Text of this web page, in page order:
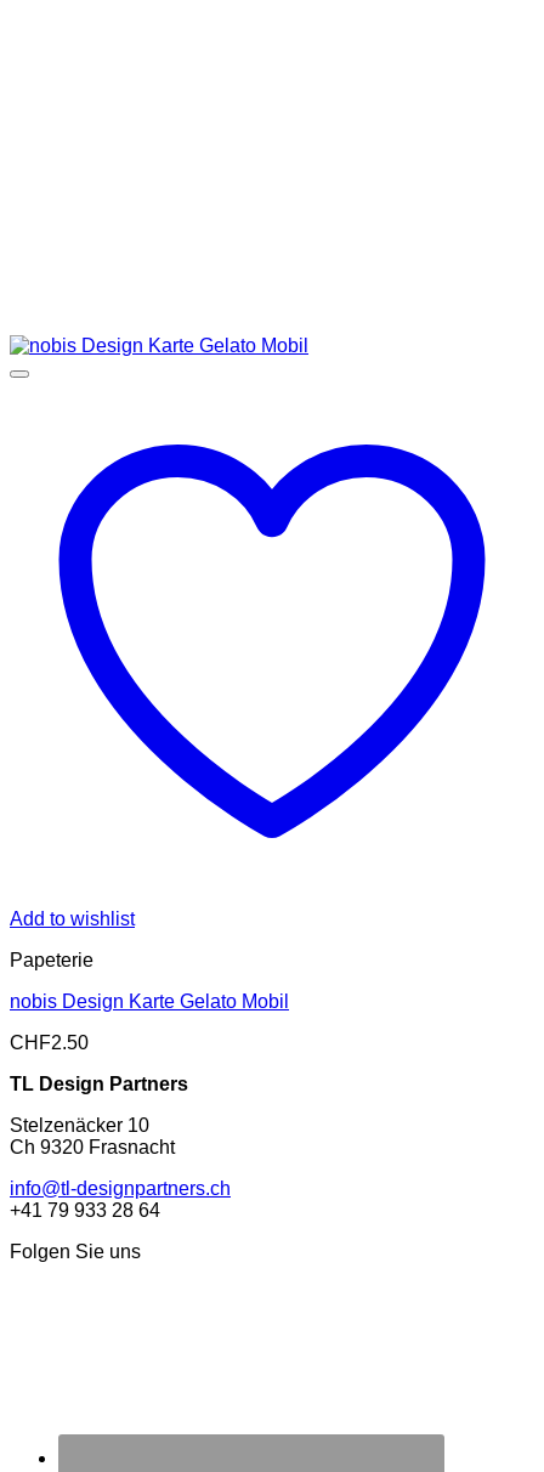
Add to wishlist
Papeterie
nobis Design Karte Gelato Mobil
CHF2.50
TL Design Partners
Stelzenäcker 10
Ch 9320 Frasnacht
info@tl-designpartners.ch
+41 79 933 28 64
Folgen Sie uns